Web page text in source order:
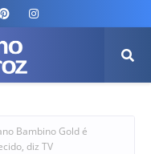
Bambino Gold é
diz TV